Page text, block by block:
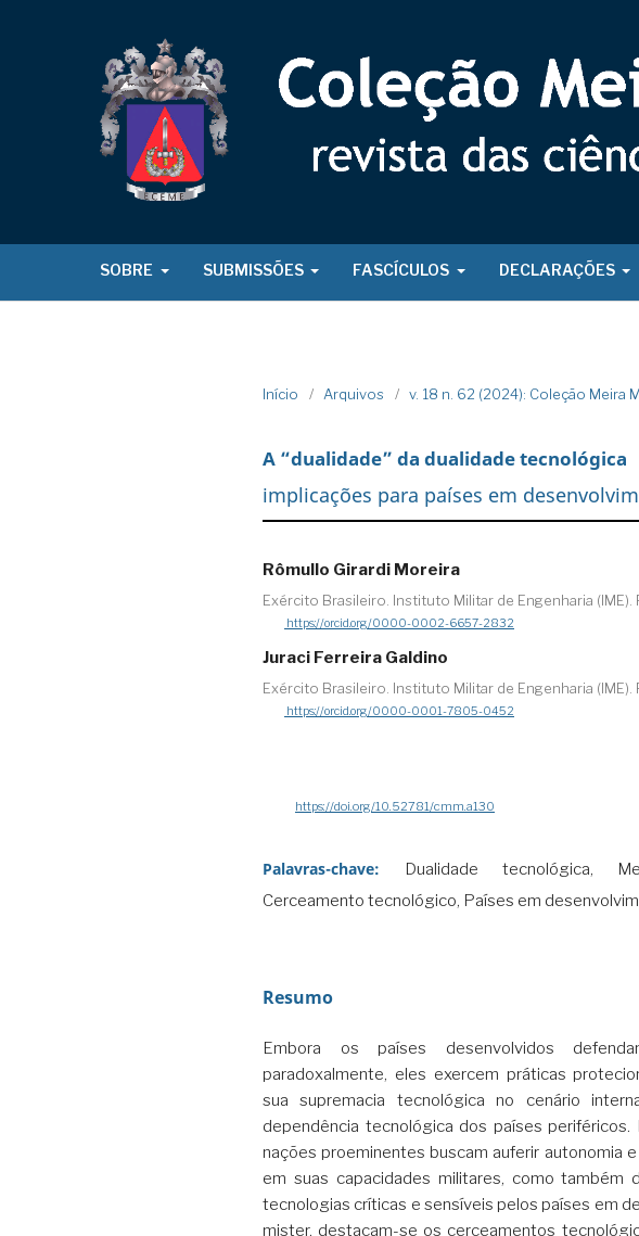
SOBRE SUBMISSÕES FASCÍCULOS DECLARAÇÕES
Início / Arquivos / v. 18 n. 62 (2024): Coleção Meira
A “dualidade” da dualidade tecnológica
implicações para países em
Rômullo Girardi Moreira
Exército Brasileiro. Instituto Militar de Engenharia (IME).
https://orcid.org/0000-0002-6657-2832
Juraci Ferreira Galdino
Exército Brasileiro. Instituto Militar de Engenharia (IME).
https://orcid.org/0000-0001-7805-0452
https://doi.org/10.52781/cmm.a130
Palavras-chave:
Dualidade tecnológica,
Cerceamento tecnológico, Países em
Resumo
Embora os países desenvolvidos
paradoxalmente, eles exercem práticas
sua supremacia tecnológica no cenário
dependência tecnológica dos países periféricos.
nações proeminentes buscam auferir autonomia
em suas capacidades militares, como também
tecnologias críticas e sensíveis pelos países em
mister, destacam-se os cerceamentos